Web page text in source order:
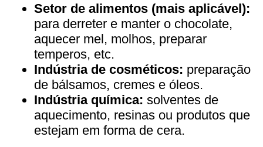
Setor de alimentos (mais aplicável):
para derreter e manter o chocolate,
aquecer mel, molhos, preparar
temperos, etc.
Indústria de cosméticos: preparação
de bálsamos, cremes e óleos.
Indústria química: solventes de
aquecimento, resinas ou produtos que
estejam em forma de cera.